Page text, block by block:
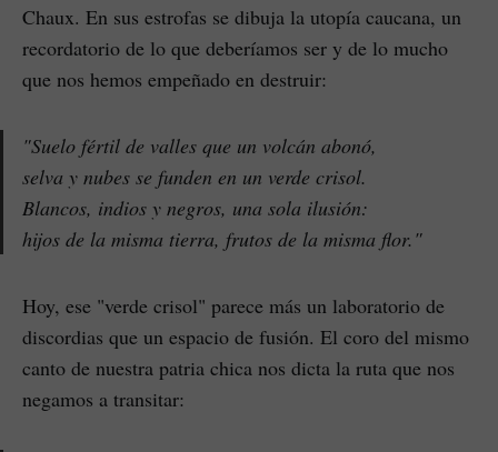
Chaux. En sus estrofas se dibuja la utopía caucana, un
recordatorio de lo que deberíamos ser y de lo mucho
que nos hemos empeñado en destruir:
"Suelo fértil de valles que un volcán abonó,
selva y nubes se funden en un verde crisol.
Blancos, indios y negros, una sola ilusión:
hijos de la misma tierra, frutos de la misma flor."
Hoy, ese "verde crisol" parece más un laboratorio de
discordias que un espacio de fusión. El coro del mismo
canto de nuestra patria chica nos dicta la ruta que nos
negamos a transitar: